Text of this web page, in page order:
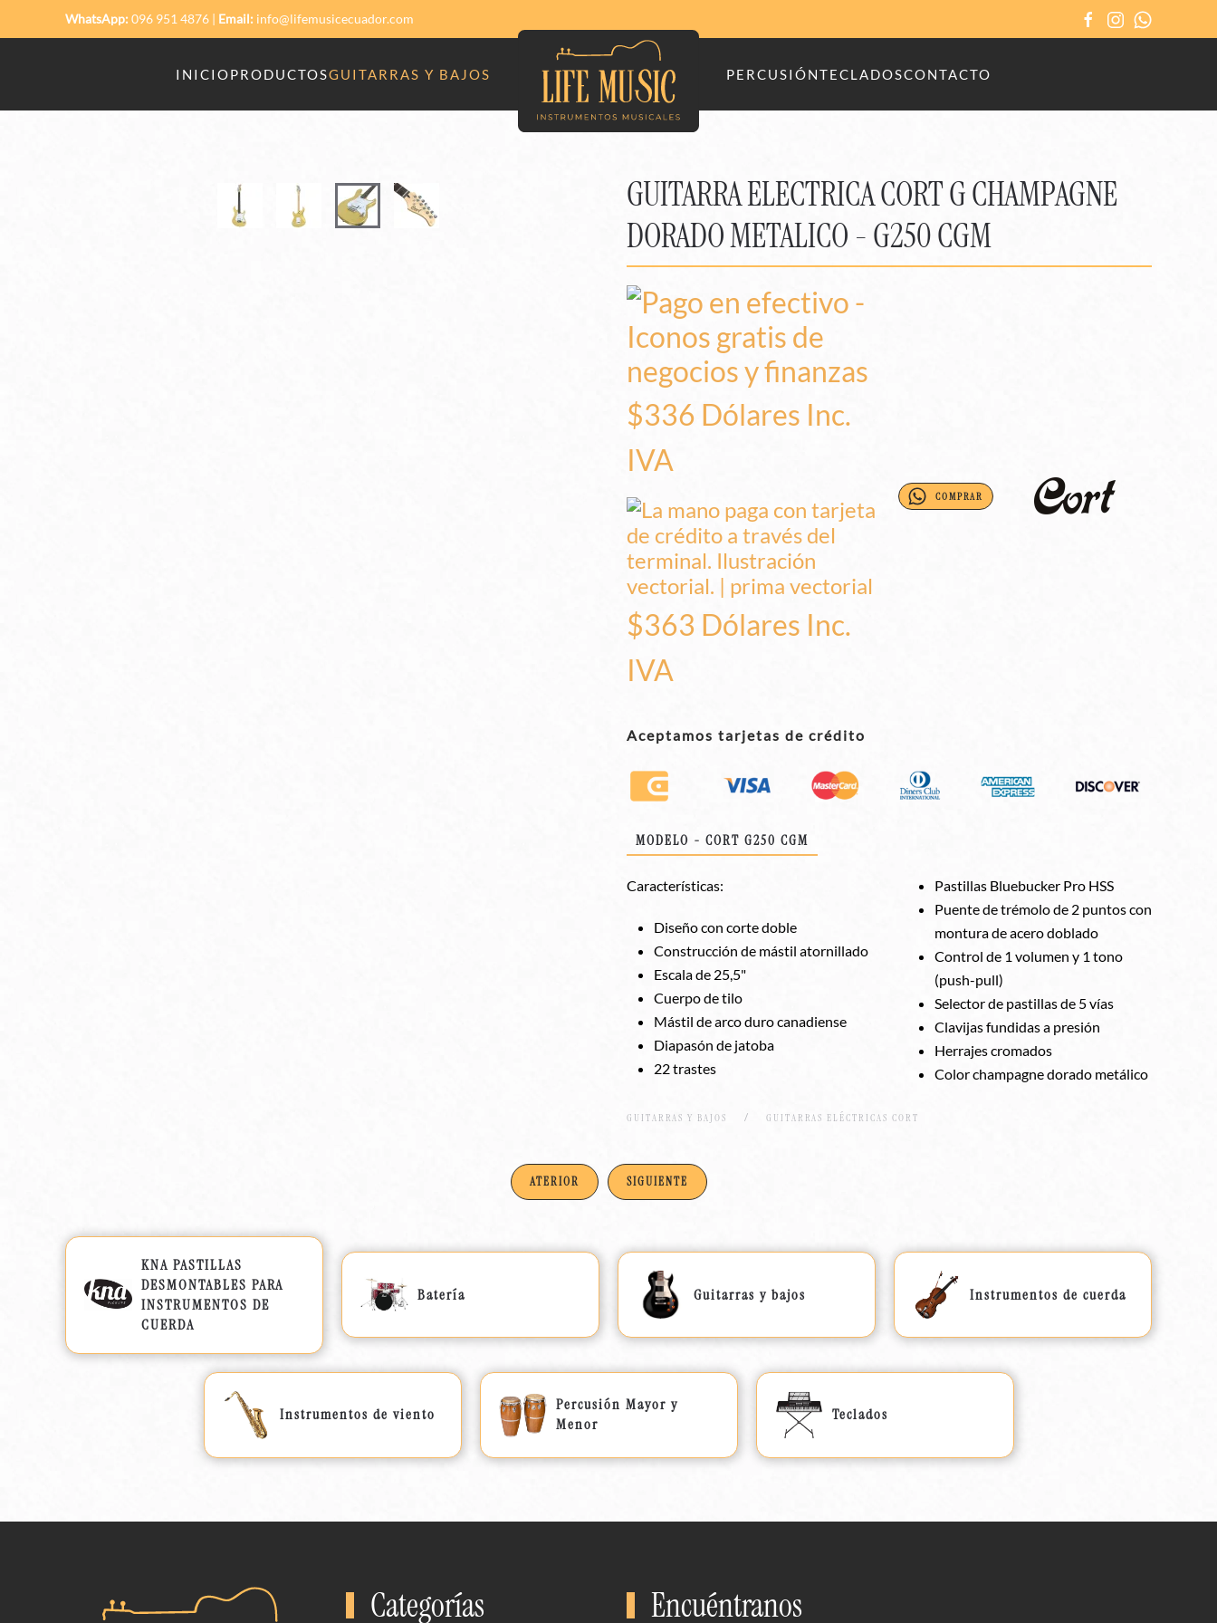
Skip to main content
WhatsApp: 096 951 4876 | Email: info@lifemusicecuador.com
INICIOPRODUCTOSGUITARRAS Y BAJOS PERCUSIÓNTECLADOSCONTACTO
GUITARRA ELECTRICA CORT G CHAMPAGNE
DORADO METALICO - G250 CGM
$336 Dólares Inc.
IVA
$363 Dólares Inc.
IVA
COMPRAR
Aceptamos tarjetas de crédito
MODELO - CORT G250 CGM
Características:
Diseño con corte doble
Construcción de mástil atornillado
Escala de 25,5"
Cuerpo de tilo
Mástil de arco duro canadiense
Diapasón de jatoba
22 trastes
Pastillas Bluebucker Pro HSS
Puente de trémolo de 2 puntos con
montura de acero doblado
Control de 1 volumen y 1 tono
(push-pull)
Selector de pastillas de 5 vías
Clavijas fundidas a presión
Herrajes cromados
Color champagne dorado metálico
GUITARRAS Y BAJOS GUITARRAS ELÉCTRICAS CORT
ATERIOR SIGUIENTE
KNA PASTILLAS
DESMONTABLES PARA
INSTRUMENTOS DE
CUERDA
Batería Guitarras y bajos Instrumentos de cuerda
Instrumentos de viento
Percusión Mayor y
Menor
Teclados
Categorías Encuéntranos